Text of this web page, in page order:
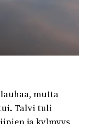
mutta
Talvi tuli